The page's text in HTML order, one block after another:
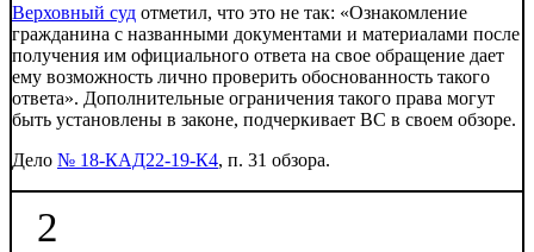
Верховный суд отметил, что это не так: «Ознакомление
гражданина с названными документами и материалами после
получения им официального ответа на свое обращение дает
ему возможность лично проверить обоснованность такого
ответа». Дополнительные ограничения такого права могут
быть установлены в законе, подчеркивает ВС в своем обзоре.
Дело № 18-КАД22-19-К4, п. 31 обзора.
2